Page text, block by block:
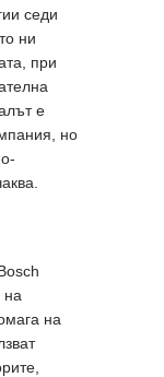
седи
ни
при
е
но
на
на